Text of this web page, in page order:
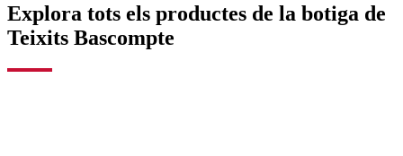
Explora tots els productes de la botiga de
Teixits Bascompte